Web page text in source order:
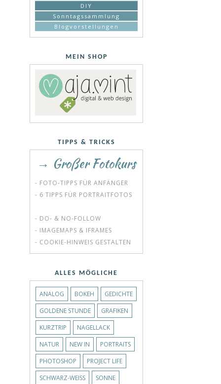
DIY
Sonntagssammlung
Blogvorstellungen
MEIN SHOP
TIPPS & TRICKS
→ Großer Fotokurs
- FOTO-TIPPS FÜR ANFÄNGER
- 6 TIPPS FÜR PORTRAITFOTOS
- DO- & NO-FOLLOW
- IMAGEMAPS & IFRAMES
- COOKIE-HINWEIS GESTALTEN
ALLES MÖGLICHE
ANALOG BOKEH
GEDICHTE
GOLDENE STUNDE
GRAFIKEN
KURZTRIP
NAGELLACK
NATUR
NEW IN
PORTRAITS
PHOTOSHOP
PROJECT LIFE
SCHWARZ-WEISS
SONNE